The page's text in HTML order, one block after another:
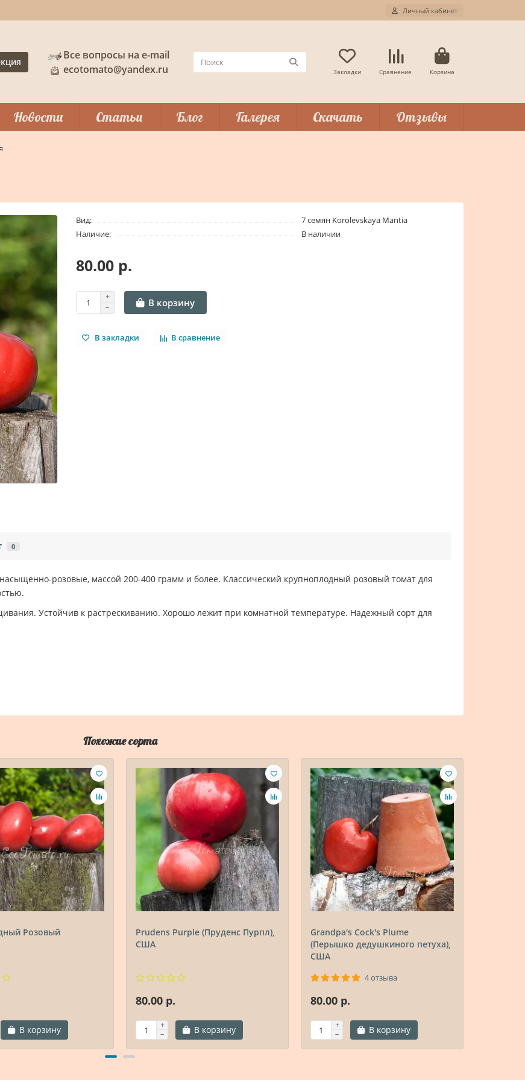
Личный кабинет
Все вопросы на e-mail
ecotomato@yandex.ru
Закладки Сравнение Корзина
Новости Статьи Блог Галерея Скачать Отзывы
Вид:
7 семян Korolevskaya Mantia
Наличие:
В наличии
80.00 р.
В корзину
В закладки В сравнение
0
розовые, массой 200-400 грамм и более. Классический крупноплодный розовый томат для
Устойчив к растрескиванию. Хорошо лежит при комнатной температуре. Надежный сорт для
Похожие сорта
Розовый
В корзину
Prudens Purple (Пруденс Пурпл),
США
80.00 р.
В корзину
Grandpa's Cock's Plume
(Перышко дедушкиного петуха),
США
4 отзыва
80.00 р.
В корзину